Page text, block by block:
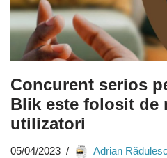
Concurent serios
Blik este folosit de
utilizatori
05/04/2023 Adrian